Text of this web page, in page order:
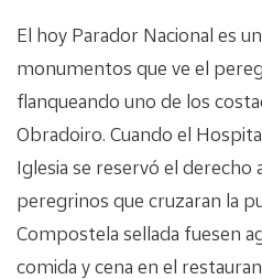
El hoy Parador Nacional es
monumentos que ve el
flanqueando uno de los
Obradoiro. Cuando el
Iglesia se reservó el derecho
peregrinos que cruzaran la
Compostela sellada fuesen
comida y cena en el